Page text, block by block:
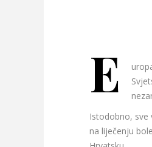
E
Istodobno, sve
na liječenju